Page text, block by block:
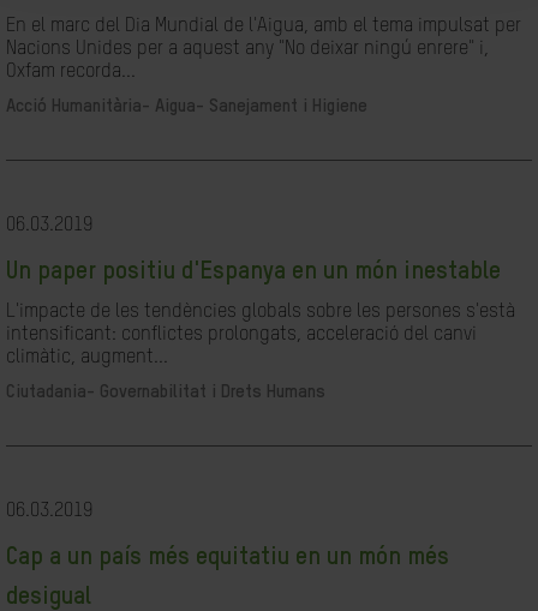
En el marc del Dia Mundial de l'Aigua, amb el tema impulsat per
Nacions Unides per a aquest any "No deixar ningú enrere" i,
Oxfam recorda...
Acció Humanitària- Aigua- Sanejament i Higiene
06.03.2019
Un paper positiu d'Espanya en un món inestable
L'impacte de les tendències globals sobre les persones s'està
intensificant: conflictes prolongats, acceleració del canvi
climàtic, augment...
Ciutadania- Governabilitat i Drets Humans
06.03.2019
Cap a un país més equitatiu en un món més
desigual